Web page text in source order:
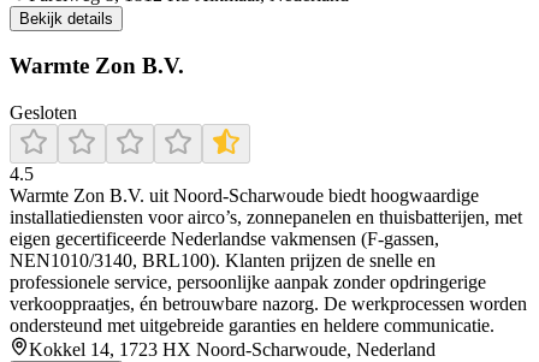
Bekijk details
Warmte Zon B.V.
Gesloten
4.5
Warmte Zon B.V. uit Noord‑Scharwoude biedt hoogwaardige
installatiediensten voor airco’s, zonnepanelen en thuisbatterijen, met
eigen gecertificeerde Nederlandse vakmensen (F-gassen,
NEN1010/3140, BRL100). Klanten prijzen de snelle en
professionele service, persoonlijke aanpak zonder opdringerige
verkooppraatjes, én betrouwbare nazorg. De werkprocessen worden
ondersteund met uitgebreide garanties en heldere communicatie.
Kokkel 14, 1723 HX Noord-Scharwoude, Nederland